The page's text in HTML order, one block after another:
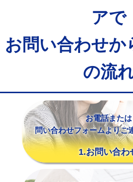
コンクリート斫り（厚さ10㎝超え）
モルタル補修（厚さ10㎝超え）
※給水管工事は20mmまでの価格です。
アで
お問い合わせか
の流
お電話または
問い合わせフォームよりご
1.お問い合わ